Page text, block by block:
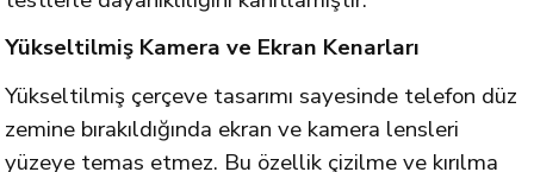
Yükseltilmiş Kamera ve Ekran Kenarları
Yükseltilmiş çerçeve tasarımı sayesinde telefon düz
zemine bırakıldığında ekran ve kamera lensleri
yüzeye temas etmez. Bu özellik çizilme ve kırılma